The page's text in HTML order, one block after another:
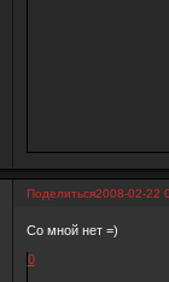
Поделиться2008-02-22
Со мной нет =)
0